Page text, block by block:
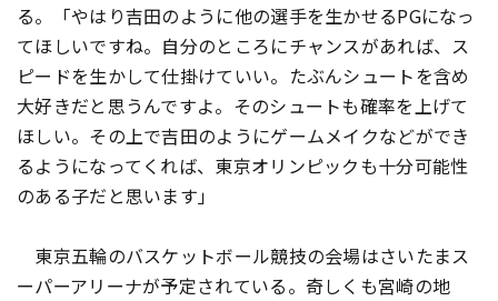
る。「やはり吉田のように他の選手を生かせるPGになっ
てほしいですね。自分のところにチャンスがあれば、ス
ピードを生かして仕掛けていい。たぶんシュートを含め
大好きだと思うんですよ。そのシュートも確率を上げて
ほしい。その上で吉田のようにゲームメイクなどができ
るようになってくれば、東京オリンピックも十分可能性
のある子だと思います」
東京五輪のバスケットボール競技の会場はさいたまス
ーパーアリーナが予定されている。奇しくも宮崎の地